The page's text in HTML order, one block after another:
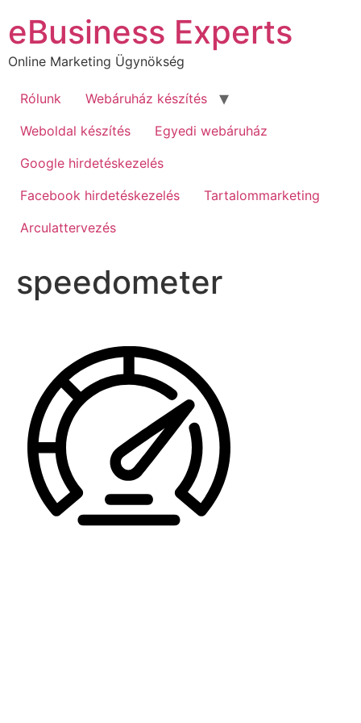
tartalomhoz
eBusiness Experts
Online Marketing Ügynökség
Rólunk
Webáruház készítés
Weboldal készítés
Egyedi webáruház
Google hirdetéskezelés
Facebook hirdetéskezelés
Tartalommarketing
Arculattervezés
speedometer